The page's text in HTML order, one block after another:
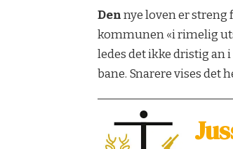
Dennye loven er streng
kommunen «i rimelig
ledes det ikke dristig
bane. Snarere vises det